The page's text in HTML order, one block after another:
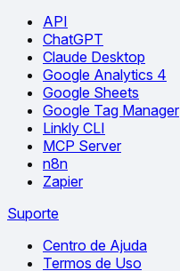
API
ChatGPT
Claude Desktop
Google Analytics 4
Google Sheets
Google Tag Manager
Linkly CLI
MCP Server
n8n
Zapier
Suporte
Centro de Ajuda
Termos de Uso